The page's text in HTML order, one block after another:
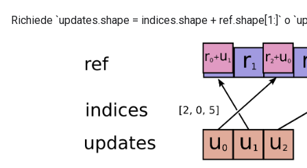
Richiede `updates.shape = indices.shape + ref.shape[1:]` o